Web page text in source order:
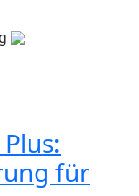
für